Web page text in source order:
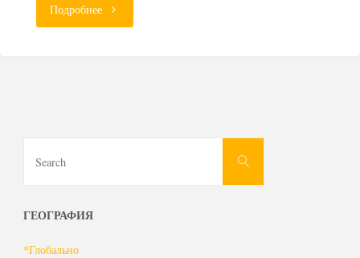
Подробнее"В
Search
ГЕОГРАФИЯ
*Глобально